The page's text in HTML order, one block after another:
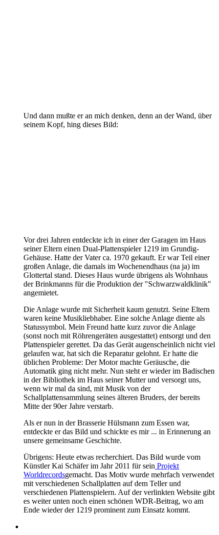
Und dann mußte er an mich denken, denn an der Wand, über
seinem Kopf, hing dieses Bild:
Vor drei Jahren entdeckte ich in einer der Garagen im Haus
seiner Eltern einen Dual-Plattenspieler 1219 im Grundig-
Gehäuse. Hatte der Vater ca. 1970 gekauft. Er war Teil einer
großen Anlage, die damals im Wochenendhaus (na ja) im
Glottertal stand. Dieses Haus wurde übrigens als Wohnhaus
der Brinkmanns für die Produktion der "Schwarzwaldklinik"
angemietet.
Die Anlage wurde mit Sicherheit kaum genutzt. Seine Eltern
waren keine Musikliebhaber. Eine solche Anlage diente als
Statussymbol. Mein Freund hatte kurz zuvor die Anlage
(sonst noch mit Röhrengeräten ausgestattet) entsorgt und den
Plattenspieler gerettet. Da das Gerät augenscheinlich nicht viel
gelaufen war, hat sich die Reparatur gelohnt. Er hatte die
üblichen Probleme: Der Motor machte Geräusche, die
Automatik ging nicht mehr. Nun steht er wieder im Badischen
in der Bibliothek im Haus seiner Mutter und versorgt uns,
wenn wir mal da sind, mit Musik von der
Schallplattensammlung seines älteren Bruders, der bereits
Mitte der 90er Jahre verstarb.
Als er nun in der Brasserie Hülsmann zum Essen war,
entdeckte er das Bild und schickte es mir ... in Erinnerung an
unsere gemeinsame Geschichte.
Übrigens: Heute etwas recherchiert. Das Bild wurde vom
Künstler Kai Schäfer im Jahr 2011 für sein Projekt
Worldrecordsgemacht. Das Motiv wurde mehrfach verwendet
mit verschiedenen Schallplatten auf dem Teller und
verschiedenen Plattenspielern. Auf der verlinkten Website gibt
es weiter unten noch einen schönen WDR-Beitrag, wo am
Ende wieder der 1219 prominent zum Einsatz kommt.